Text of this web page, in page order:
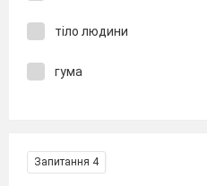
тіло людини
гума
Запитання 4